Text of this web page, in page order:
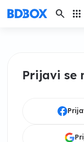
search apps
Prijavi se